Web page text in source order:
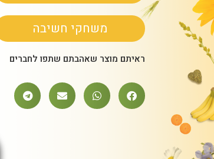
משחקי חשיבה
ראיתם מוצר שאהבתם שתפו לחברים